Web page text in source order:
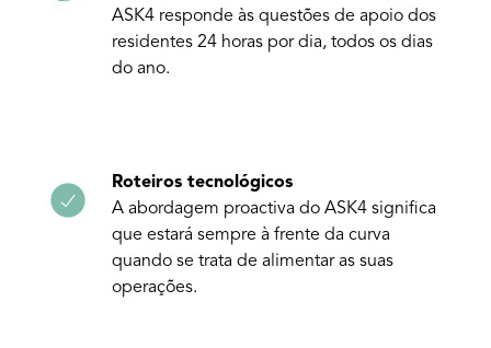
ASK4 responde às questões de apoio dos
residentes 24 horas por dia, todos os dias
do ano.
Roteiros tecnológicos
A abordagem proactiva do ASK4 significa
que estará sempre à frente da curva
quando se trata de alimentar as suas
operações.